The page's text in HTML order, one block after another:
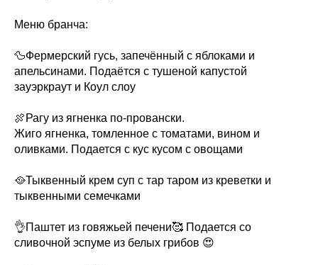
Меню бранча:
🦆Фермерский гусь, запечённый с яблоками и
апельсинами. Подаётся с тушеной капустой
зауэркраут и Коул слоу
🍖Рагу из ягненка по-провански.
Жиго ягненка, томленное с томатами, вином и
оливками. Подается с кус кусом с овощами
🥘Тыквенный крем суп с тар таром из креветки и
тыквенными семечками
👌Паштет из говяжьей печени🥰 Подается со
сливочной эспуме из белых грибов 😍